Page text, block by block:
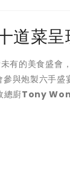
道菜
有的美食盛會
與炮製六手
總廚Tony